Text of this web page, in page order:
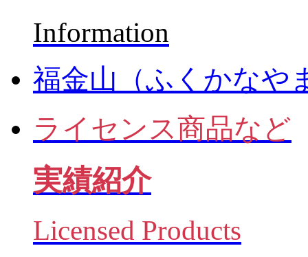
Information
福金山（ふくかなや
ライセンス商品など
実績紹介
Licensed Products